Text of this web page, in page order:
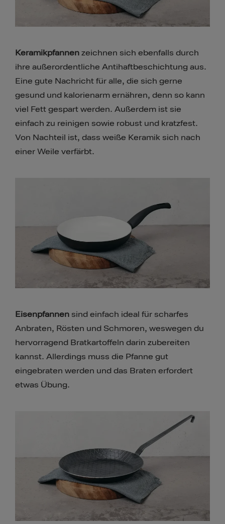
Keramikpfannen zeichnen sich ebenfalls durch
ihre außerordentliche Antihaftbeschichtung aus.
Eine gute Nachricht für alle, die sich gerne
gesund und kalorienarm ernähren, denn so kann
viel Fett gespart werden. Außerdem ist sie
einfach zu reinigen sowie robust und kratzfest.
Von Nachteil ist, dass weiße Keramik sich nach
einer Weile verfärbt.
Eisenpfannen sind einfach ideal für scharfes
Anbraten, Rösten und Schmoren, weswegen du
hervorragend Bratkartoffeln darin zubereiten
kannst. Allerdings muss die Pfanne gut
eingebraten werden und das Braten erfordert
etwas Übung.